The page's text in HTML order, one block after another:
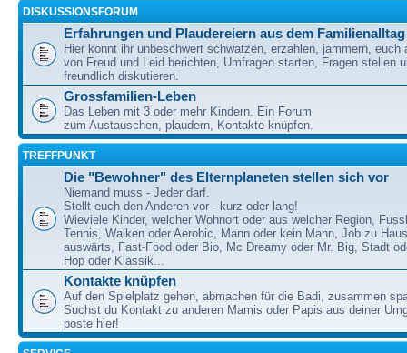
DISKUSSIONSFORUM
Erfahrungen und Plaudereiern aus dem Familienalltag
Hier könnt ihr unbeschwert schwatzen, erzählen, jammern, euch
von Freud und Leid berichten, Umfragen starten, Fragen stellen
freundlich diskutieren.
Grossfamilien-Leben
Das Leben mit 3 oder mehr Kindern. Ein Forum
zum Austauschen, plaudern, Kontakte knüpfen.
TREFFPUNKT
Die "Bewohner" des Elternplaneten stellen sich vor
Niemand muss - Jeder darf.
Stellt euch den Anderen vor - kurz oder lang!
Wieviele Kinder, welcher Wohnort oder aus welcher Region,
Tennis, Walken oder Aerobic, Mann oder kein Mann, Job zu
auswärts, Fast-Food oder Bio, Mc Dreamy oder Mr. Big, Stadt
Hop oder Klassik...
Kontakte knüpfen
Auf den Spielplatz gehen, abmachen für die Badi, zusammen
Suchst du Kontakt zu anderen Mamis oder Papis aus deiner
poste hier!